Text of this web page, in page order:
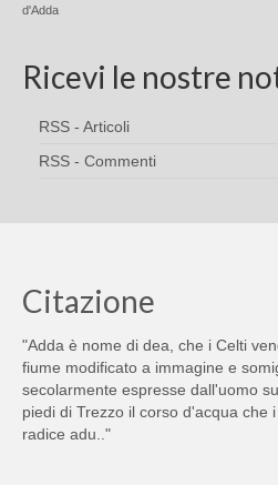
d'Adda
Ricevi le nostre
RSS - Articoli
RSS - Commenti
Citazione
"Adda è nome di dea, che i Celti
fiume modificato a immagine e
secolarmente espresse dall'uomo
piedi di Trezzo il corso d'acqua che
radice adu.."